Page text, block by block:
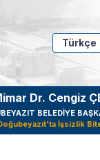
Türkçe
Dr. Cengiz
BELEDİYE
İşsizlik